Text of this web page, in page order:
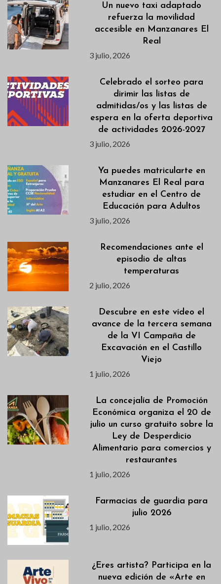
Un nuevo taxi adaptado
refuerza la movilidad
accesible en Manzanares El
Real
3 julio, 2026
Celebrado el sorteo para
dirimir las listas de
admitidas/os y las listas de
espera en la oferta deportiva
de actividades 2026-2027
3 julio, 2026
Ya puedes matricularte en
Manzanares El Real para
estudiar en el Centro de
Educación para Adultos
3 julio, 2026
Recomendaciones ante el
episodio de altas
temperaturas
2 julio, 2026
Descubre en este vídeo el
avance de la tercera semana
de la VI Campaña de
Excavación en el Castillo
Viejo
1 julio, 2026
La concejalía de Promoción
Económica organiza el 20 de
julio un curso gratuito sobre la
Ley de Desperdicio
Alimentario para comercios y
restaurantes
1 julio, 2026
Farmacias de guardia para
julio 2026
1 julio, 2026
¿Eres artista? Participa en la
nueva edición de «Arte en